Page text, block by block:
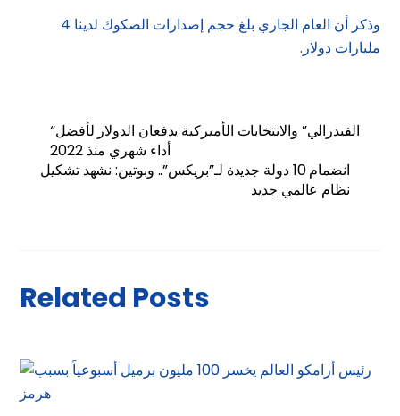
وذكر أن العام الجاري بلغ حجم إصدارات الصكوك لدينا 4
مليارات دولار.
“الفيدرالي” والانتخابات الأميركية يدفعان الدولار لأفضل
أداء شهري منذ 2022
انضمام 10 دولة جديدة لـ”بريكس”.. وبوتين: نشهد تشكيل
نظام عالمي جديد
Related Posts